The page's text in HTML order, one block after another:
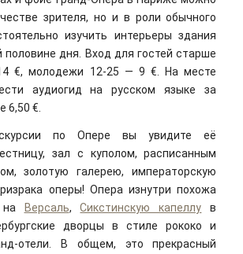
зрителя, но и в роли обычного
изучить интерьеры здания
дня. Вход для гостей старше
€, молодежи 12-25 — 9 €. На месте
аудиогид на русском языке за
6,50 €.
по Опере вы увидите её
зал с куполом, расписанным
золотую галерею, императорскую
оперы! Опера изнутри похожа
на
Версаль,Сикстинскую капеллу в
дворцы в стиле рококо и
отели. В общем, это прекрасный